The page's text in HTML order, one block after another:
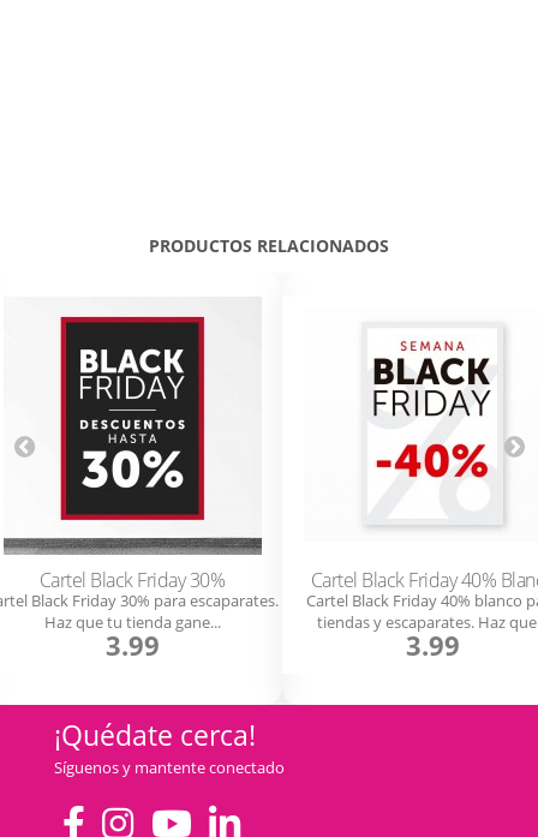
PRODUCTOS RELACIONADOS
Cartel Black Friday 30%
Black Friday 30% para escaparates.
Haz que tu tienda gane...
3.99
Cartel Black Friday 40%
Cartel Black Friday 40% blanco
tiendas y escaparates. Haz
3.99
¡Quédate cerca!
Síguenos y mantente conectado